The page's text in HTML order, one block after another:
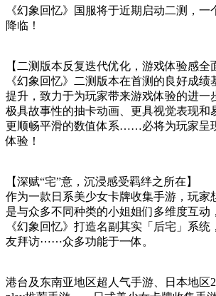
《幻象回忆》国服将于近期启动二测，
降临！
【二测版本反复迭代优化，游戏体验感全
《幻象回忆》二测版本在首测的良好成
提升，致力于为玩家带来游戏体验的进一
极具故事性的抽卡动画、更具视觉表现和
更顺畅平滑的数值体系……必将为玩家呈
体验！
【深赋“宅”意，沉浸感受羁绊之所在】
作为一款日系美少女卡牌收集手游，玩家
是与众多不同种类的小姐姐们多维度互动
《幻象回忆》打造名副其实「后宅」系
友拜访⋯⋯众多功能于一体。
港台及东南亚地区超人气手游、日本地区